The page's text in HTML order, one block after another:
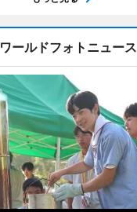
ワールドフォトニュース